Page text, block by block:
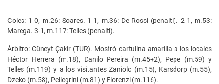
Goles: 1-0, m.26: Soares. 1-1, m.36: De Rossi (penalti). 2-1, m.53:
Marega. 3-1, m.117: Telles (penalti).
Árbitro: Cüneyt Çakir (TUR). Mostró cartulina amarilla a los locales
Héctor Herrera (m.18), Danilo Pereira (m.45+2), Pepe (m.59) y
Telles (m.119) y a los visitantes Zaniolo (m.15), Karsdorp (m.55),
Dzeko (m.58), Pellegrini (m.81) y Florenzi (m.116).